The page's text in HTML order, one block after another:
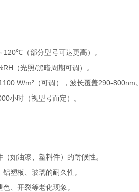
120℃（部分型号可达更高）。
（光照/黑暗周期可调）。
W/m²（可调），波长覆盖290-800nm。
小时（视型号而定）。
如油漆、塑料件）的耐候性。
塑板、玻璃的耐久性。
、开裂等老化现象。